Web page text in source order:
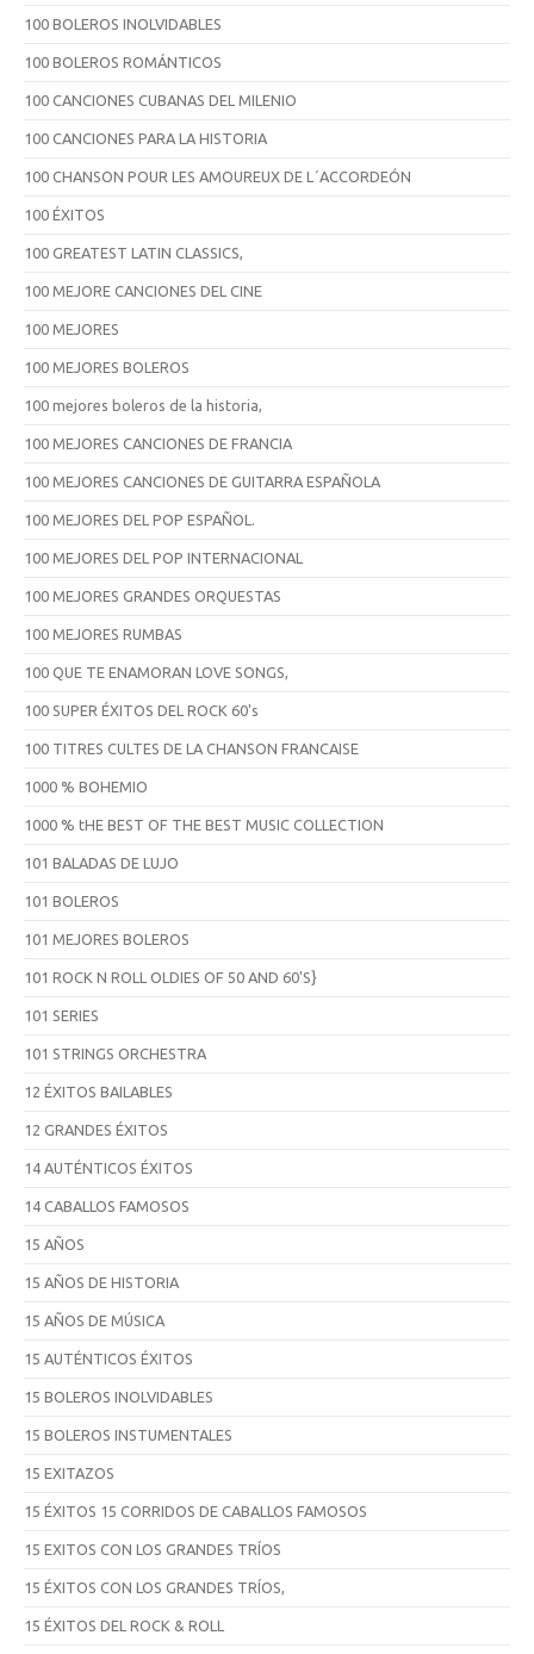
100 BOLEROS INOLVIDABLES
100 BOLEROS ROMÁNTICOS
100 CANCIONES CUBANAS DEL MILENIO
100 CANCIONES PARA LA HISTORIA
100 CHANSON POUR LES AMOUREUX DE L´ACCORDEÓN
100 ÉXITOS
100 GREATEST LATIN CLASSICS,
100 MEJORE CANCIONES DEL CINE
100 MEJORES
100 MEJORES BOLEROS
100 mejores boleros de la historia,
100 MEJORES CANCIONES DE FRANCIA
100 MEJORES CANCIONES DE GUITARRA ESPAÑOLA
100 MEJORES DEL POP ESPAÑOL.
100 MEJORES DEL POP INTERNACIONAL
100 MEJORES GRANDES ORQUESTAS
100 MEJORES RUMBAS
100 QUE TE ENAMORAN LOVE SONGS,
100 SUPER ÉXITOS DEL ROCK 60's
100 TITRES CULTES DE LA CHANSON FRANCAISE
1000 % BOHEMIO
1000 % tHE BEST OF THE BEST MUSIC COLLECTION
101 BALADAS DE LUJO
101 BOLEROS
101 MEJORES BOLEROS
101 ROCK N ROLL OLDIES OF 50 AND 60'S}
101 SERIES
101 STRINGS ORCHESTRA
12 ÉXITOS BAILABLES
12 GRANDES ÉXITOS
14 AUTÉNTICOS ÉXITOS
14 CABALLOS FAMOSOS
15 AÑOS
15 AÑOS DE HISTORIA
15 AÑOS DE MÚSICA
15 AUTÉNTICOS ÉXITOS
15 BOLEROS INOLVIDABLES
15 BOLEROS INSTUMENTALES
15 EXITAZOS
15 ÉXITOS 15 CORRIDOS DE CABALLOS FAMOSOS
15 EXITOS CON LOS GRANDES TRÍOS
15 ÉXITOS CON LOS GRANDES TRÍOS,
15 ÉXITOS DEL ROCK & ROLL